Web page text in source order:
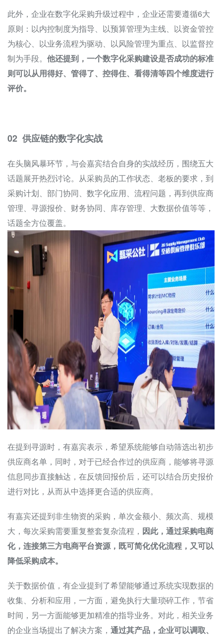
此外，企业在数字化采购升级过程中，企业还需要遵循6大
原则：以内控制度为指导、以预算管理为主线、以资金管控
为核心、以业务流程为驱动、以风险管理为重点、以监督控
制为手段。 他还提到，一个数字化采购建设是否成功的标准
则可以从用得好、管得了、控得住、看得清等四个维度进行
评价。
02 供应链的数字化实战
在头脑风暴环节，与会嘉宾结合自身的实战经历，围绕五大
话题展开热烈讨论。从采购员的工作状态、老板的要求，到
采购计划、部门协同、数字化应用、流程问题，再到供应商
管理、寻源报价、财务协同、库存管理、大数据价值等等，
话题全方位覆盖。
在提到寻源时，有嘉宾表示，希望系统能够自动筛选出初步
供应商名单，同时，对于已经合作过的供应商，能够将寻源
信息同步直接触达，在反馈回报价后，还可以结合历史报价
进行对比，从而从中选择更合适的供应商。
有嘉宾还提到非生物资的采购，单次金额小、频次高、规模
大，每次采购需要重复整套复杂流程， 因此，通过采购电商
化，连接第三方电商平台资源，既可简化优化流程，又可以
降低采购成本。
关于数据价值，有企业提到了希望能够通过系统实现数据的
收集、分析和应用，一方面，避免执行大量琐碎工作，节省
时间，另一方面能够更加精准的指导业务。对此，相关业务
的企业当场提出了解决方案， 通过其产品，企业可以调取、